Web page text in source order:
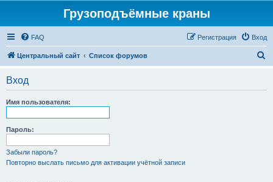
Грузоподъёмные краны
FAQ Вход
Регистрация
Центральный сайт Список форумов
Вход
Имя пользователя:
Пароль:
Забыли пароль?
Повторно выслать письмо для активации учётной записи